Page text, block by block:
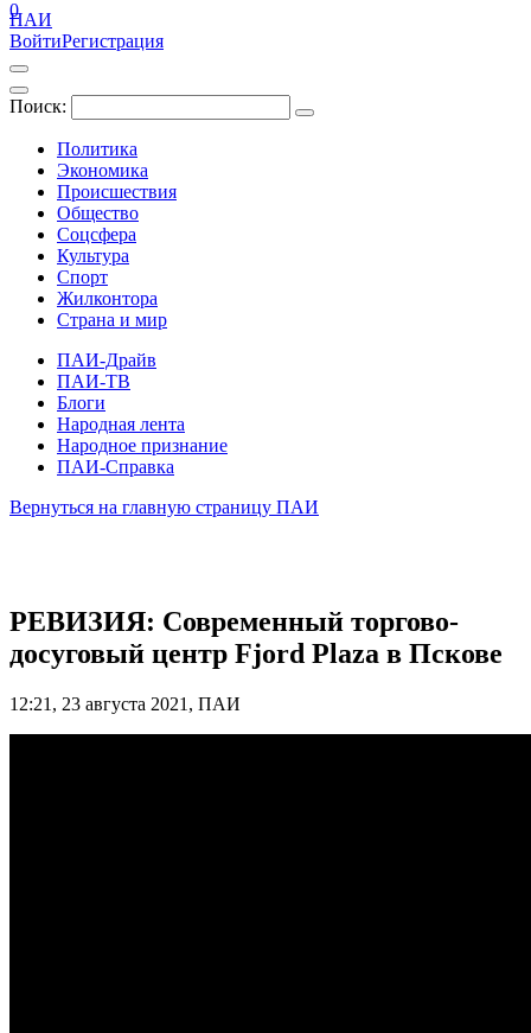
ПАИ
ВойтиРегистрация
Поиск:
Политика
Экономика
Происшествия
Общество
Соцсфера
Культура
Спорт
Жилконтора
Страна и мир
ПАИ-Драйв
ПАИ-ТВ
Блоги
Народная лента
Народное признание
ПАИ-Справка
0
Вернуться на главную страницу ПАИ
РЕВИЗИЯ: Современный торгово-
досуговый центр Fjord Plaza в Пскове
12:21, 23 августа 2021, ПАИ